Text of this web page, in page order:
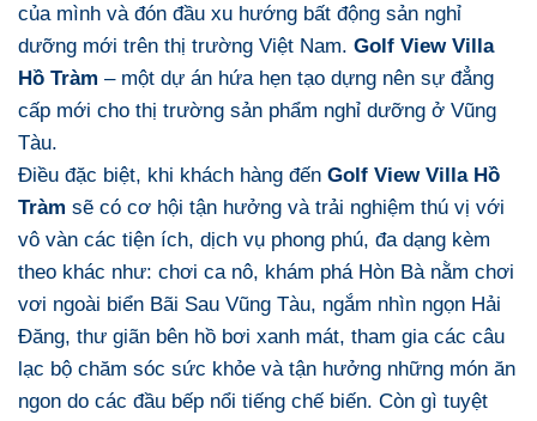
của mình và đón đầu xu hướng bất động sản nghỉ
dưỡng mới trên thị trường Việt Nam. Golf View Villa
Hồ Tràm – một dự án hứa hẹn tạo dựng nên sự đẳng
cấp mới cho thị trường sản phẩm nghỉ dưỡng ở Vũng
Tàu.
Điều đặc biệt, khi khách hàng đến Golf View Villa Hồ
Tràm sẽ có cơ hội tận hưởng và trải nghiệm thú vị với
vô vàn các tiện ích, dịch vụ phong phú, đa dạng kèm
theo khác như: chơi ca nô, khám phá Hòn Bà nằm chơi
vơi ngoài biển Bãi Sau Vũng Tàu, ngắm nhìn ngọn Hải
Đăng, thư giãn bên hồ bơi xanh mát, tham gia các câu
lạc bộ chăm sóc sức khỏe và tận hưởng những món ăn
ngon do các đầu bếp nổi tiếng chế biến. Còn gì tuyệt